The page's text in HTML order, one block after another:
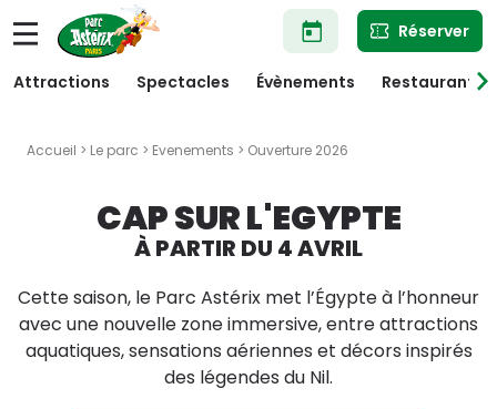
au
contenu
principal
Réserver
Attractions Spectacles Évènements Restaurants
Accueil > Le parc > Evenements > Ouverture 2026
CAP SUR L'EGYPTE
À PARTIR DU 4 AVRIL
Cette saison, le Parc Astérix met l’Égypte à l’honneur
avec une nouvelle zone immersive, entre attractions
aquatiques, sensations aériennes et décors inspirés
des légendes du Nil.